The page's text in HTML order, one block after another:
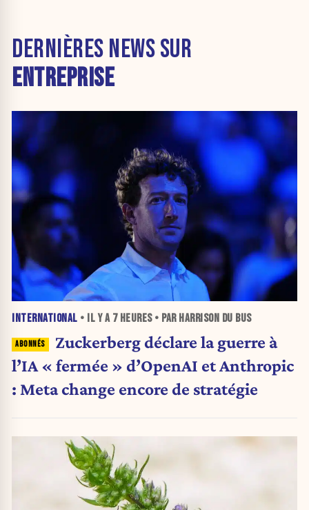
DERNIÈRES NEWS SUR
ENTREPRISE
INTERNATIONAL • IL Y A 7 HEURES• PAR HARRISON DU BUS
Zuckerberg déclare la guerre à
l’IA « fermée » d’OpenAI et Anthropic
: Meta change encore de stratégie